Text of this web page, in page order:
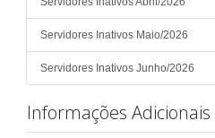
Servidores Inativos Maio/2026
Servidores Inativos Junho/2026
Informações Adicionais